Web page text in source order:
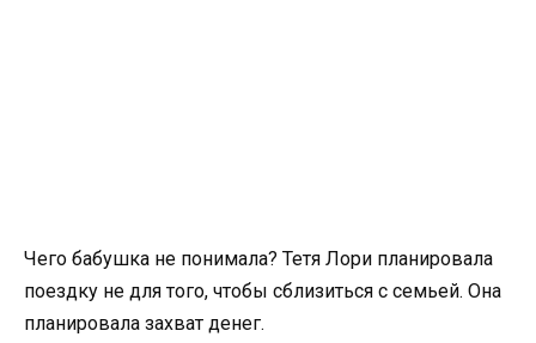
Чего бабушка не понимала? Тетя Лори планировала
поездку не для того, чтобы сблизиться с семьей. Она
планировала захват денег.